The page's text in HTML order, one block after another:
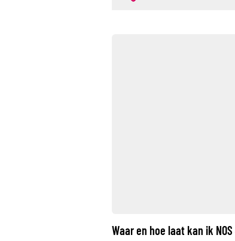
Waar en hoe laat kan ik